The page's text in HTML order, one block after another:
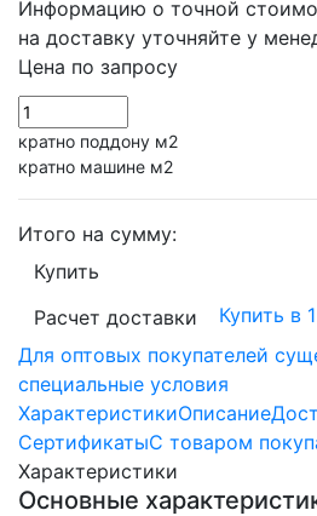
Информацию о точной
на доставку уточняйте у
Цена по запросу
кратно поддону м2
кратно машине м2
Итого на сумму:
Купить
Расчет доставки
Купить в
Для оптовых покупателей
специальные условия
ХарактеристикиОписание
СертификатыС товаром
Характеристики
Основные